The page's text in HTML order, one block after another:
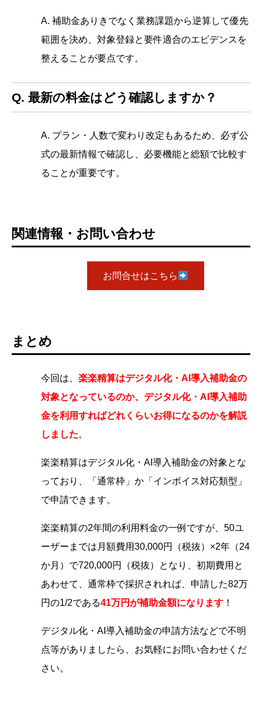
A. 補助金ありきでなく業務課題から逆算して優先
範囲を決め、対象登録と要件適合のエビデンスを
整えることが要点です。
Q. 最新の料金はどう確認しますか？
A. プラン・人数で変わり改定もあるため、必ず公
式の最新情報で確認し、必要機能と総額で比較す
ることが重要です。
関連情報・お問い合わせ
お問合せはこちら
まとめ
今回は、 楽楽精算はデジタル化・AI導入補助金の
対象となっているのか、デジタル化・AI導入補助
金を利用すればどれくらいお得になるのかを解説
しました。
楽楽精算はデジタル化・AI導入補助金の対象とな
っており、「通常枠」か「インボイス対応類型」
で申請できます。
楽楽精算の2年間の利用料金の一例ですが、50ユ
ーザーまでは月額費用30,000円（税抜）×2年（24
か月）で720,000円（税抜）となり、初期費用と
あわせて、通常枠で採択されれば、申請した82万
円の1/2である41万円が補助金額になります ！
デジタル化・AI導入補助金の申請方法などで不明
点等がありましたら、お気軽にお問い合わせくだ
さい。